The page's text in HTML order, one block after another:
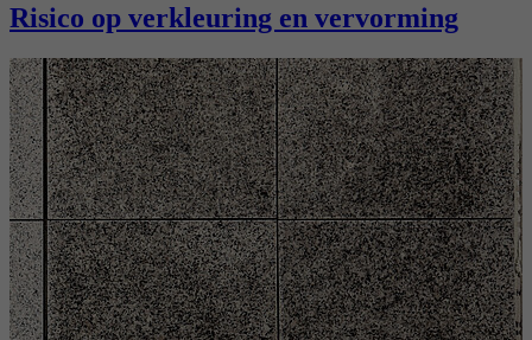
Risico op verkleuring en vervorming